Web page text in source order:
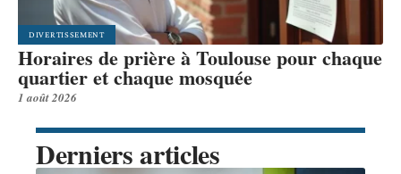
DIVERTISSEMENT
Horaires de prière à Toulouse pour chaque
quartier et chaque mosquée
1 août 2026
Derniers articles